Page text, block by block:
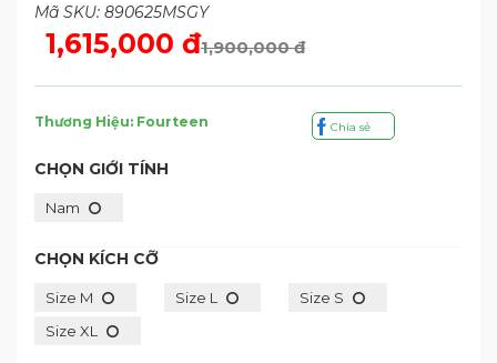
Mã SKU: 890625MSGY
1,615,000 đ1,900,000 đ
Thương Hiệu: Fourteen Chia sẻ
CHỌN GIỚI TÍNH
Nam
CHỌN KÍCH CỠ
Size M Size L
Size S
Size XL